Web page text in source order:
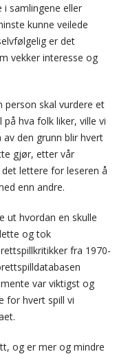
i samlingene eller
kunne veilede
er det
vekker interesse og
person skal vurdere et
hva folk liker, ville vi
den grunn blir hvert
gjør, etter vår
lettere for leseren å
enn andre.
ut hvordan en skulle
og tok
fra 1970-
var viktigst og
for hvert spill vi
og er mer og mindre